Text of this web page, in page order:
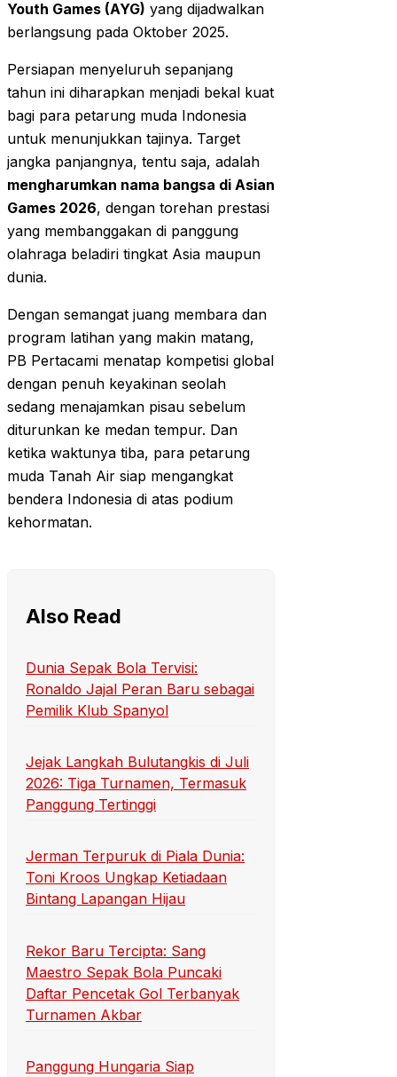
Youth Games (AYG) yang dijadwalkan
berlangsung pada Oktober 2025.
Persiapan menyeluruh sepanjang
tahun ini diharapkan menjadi bekal kuat
bagi para petarung muda Indonesia
untuk menunjukkan tajinya. Target
jangka panjangnya, tentu saja, adalah
mengharumkan nama bangsa di Asian
Games 2026, dengan torehan prestasi
yang membanggakan di panggung
olahraga beladiri tingkat Asia maupun
dunia.
Dengan semangat juang membara dan
program latihan yang makin matang,
PB Pertacami menatap kompetisi global
dengan penuh keyakinan seolah
sedang menajamkan pisau sebelum
diturunkan ke medan tempur. Dan
ketika waktunya tiba, para petarung
muda Tanah Air siap mengangkat
bendera Indonesia di atas podium
kehormatan.
Also Read
Dunia Sepak Bola Tervisi:
Ronaldo Jajal Peran Baru sebagai
Pemilik Klub Spanyol
Jejak Langkah Bulutangkis di Juli
2026: Tiga Turnamen, Termasuk
Panggung Tertinggi
Jerman Terpuruk di Piala Dunia:
Toni Kroos Ungkap Ketiadaan
Bintang Lapangan Hijau
Rekor Baru Tercipta: Sang
Maestro Sepak Bola Puncaki
Daftar Pencetak Gol Terbanyak
Turnamen Akbar
Panggung Hungaria Siap